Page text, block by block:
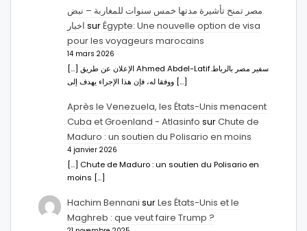
مصر تمنح تأشيرة مدتها خمس سنوات للمغاربة – نبض
اخبار surÉgypte: Une nouvelle option de visa
pour les voyageurs marocains
14 mars 2026
[…] الإعلان عن طريق Ahmed Abdel-Latifسفير مصر بالرباط.
ووفقا له، فإن هذا الإجراء يهدف إلى […]
Après le Venezuela, les États-Unis menacent
Cuba et Groenland - Atlasinfo surChute de
Maduro : un soutien du Polisario en moins
4 janvier 2026
[…] Chute de Maduro : un soutien du Polisario en
moins […]
Hachim Bennani surLes États-Unis et le
Maghreb : que veut faire Trump ?